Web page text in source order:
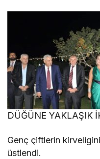
DÜĞÜNE YAKLAŞIK
Genç çiftlerin
üstlendi.